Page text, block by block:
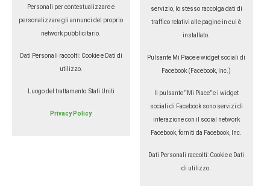
Personali per contestualizzare e
personalizzare gli annunci del proprio
network pubblicitario.
Dati Personali raccolti: Cookie e Dati di
utilizzo.
Luogo del trattamento: Stati Uniti
Privacy Policy
servizio, lo stesso raccolga dati di
traffico relativi alle pagine in cui è
installato.
Pulsante Mi Piace e widget sociali di
Facebook (Facebook, Inc.)
Il pulsante “Mi Piace” e i widget
sociali di Facebook sono servizi di
interazione con il social network
Facebook, forniti da Facebook, Inc.
Dati Personali raccolti: Cookie e Dati
di utilizzo.